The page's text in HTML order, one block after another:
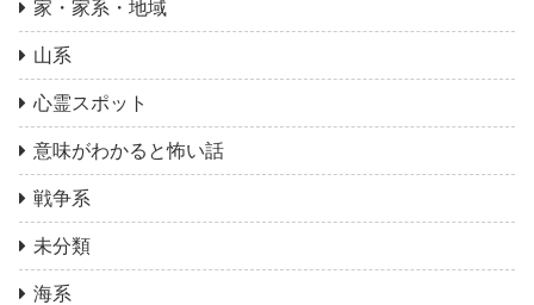
家・家系・地域
山系
心霊スポット
意味がわかると怖い話
戦争系
未分類
海系